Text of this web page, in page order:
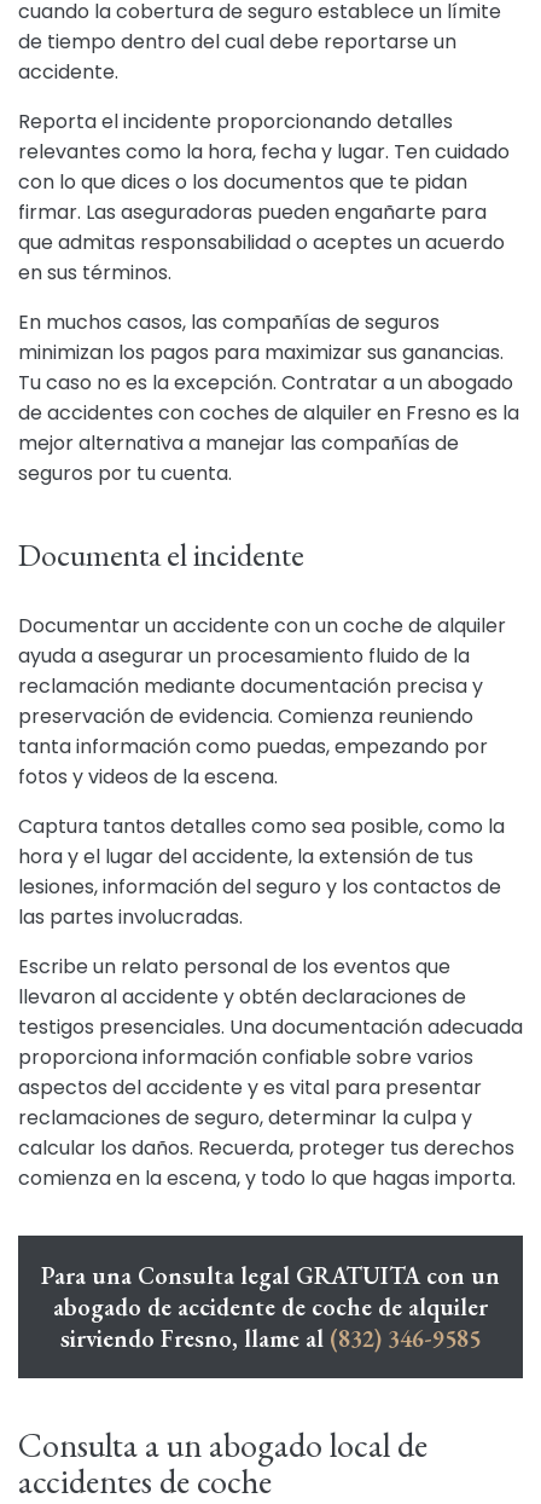
cuando la cobertura de seguro establece un límite
de tiempo dentro del cual debe reportarse un
accidente.
Reporta el incidente proporcionando detalles
relevantes como la hora, fecha y lugar. Ten cuidado
con lo que dices o los documentos que te pidan
firmar. Las aseguradoras pueden engañarte para
que admitas responsabilidad o aceptes un acuerdo
en sus términos.
En muchos casos, las compañías de seguros
minimizan los pagos para maximizar sus ganancias.
Tu caso no es la excepción. Contratar a un abogado
de accidentes con coches de alquiler en Fresno es la
mejor alternativa a manejar las compañías de
seguros por tu cuenta.
Documenta el incidente
Documentar un accidente con un coche de alquiler
ayuda a asegurar un procesamiento fluido de la
reclamación mediante documentación precisa y
preservación de evidencia. Comienza reuniendo
tanta información como puedas, empezando por
fotos y videos de la escena.
Captura tantos detalles como sea posible, como la
hora y el lugar del accidente, la extensión de tus
lesiones, información del seguro y los contactos de
las partes involucradas.
Escribe un relato personal de los eventos que
llevaron al accidente y obtén declaraciones de
testigos presenciales. Una documentación adecuada
proporciona información confiable sobre varios
aspectos del accidente y es vital para presentar
reclamaciones de seguro, determinar la culpa y
calcular los daños. Recuerda, proteger tus derechos
comienza en la escena, y todo lo que hagas importa.
Para una Consulta legal GRATUITA con un
abogado de accidente de coche de alquiler
sirviendo Fresno, llame al (832) 346-9585
Consulta a un abogado local de
accidentes de coche